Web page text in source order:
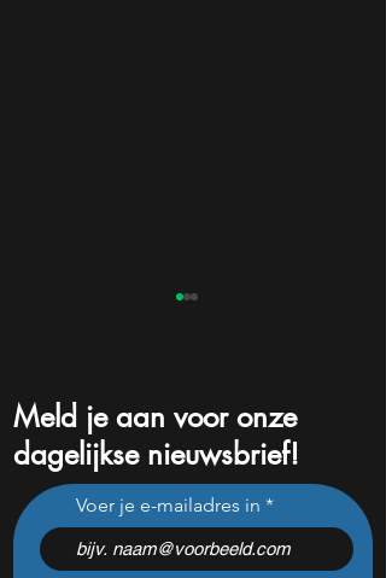
De hoogste spaarrentes in
2024
Meld je aan voor onze
dagelijkse nieuwsbrief!
Voer je e-mailadres in